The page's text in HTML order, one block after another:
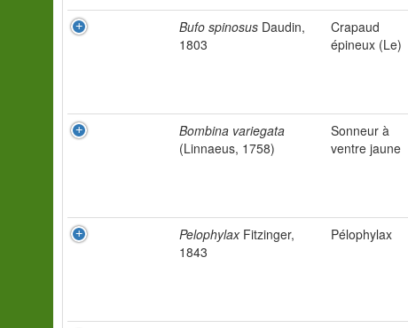
Bufo spinosus Daudin,
1803
Crapaud
épineux (Le)
Bombina variegata
(Linnaeus, 1758)
Sonneur à
ventre jaune
PelophylaxFitzinger,
1843
Pélophylax